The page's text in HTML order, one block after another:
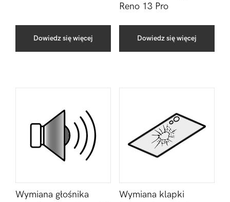
Dowiedz się więcej
Reno 13 Pro
Dowiedz się więcej
Wymiana głośnika
Wymiana klapki